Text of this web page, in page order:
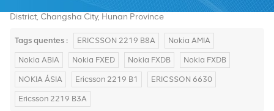
Endereço : 2506 Xidi Building, No. 8 Fenglin Third Road,Yuelu
District, Changsha City, Hunan Province
Tags quentes : ERICSSON 2219 B8A Nokia AMIA
Nokia ABIA Nokia FXED Nokia FXDB Nokia FXDB
NOKIA ÁSIA Ericsson 2219 B1 ERICSSON 6630
Ericsson 2219 B3A